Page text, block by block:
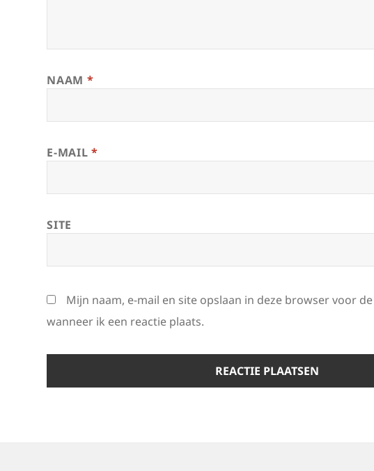
NAAM *
E-MAIL *
SITE
Mijn naam, e-mail en site opslaan in deze browser voor
wanneer ik een reactie plaats.